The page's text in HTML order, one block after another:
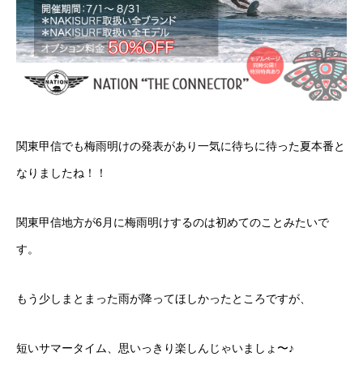
関東甲信でも梅雨明けの発表があり一気に待ちに待った夏本番と
なりましたね！！
関東甲信地方が6月に梅雨明けするのは初めてのことみたいで
す。
もう少しまとまった雨が降ってほしかったところですが、
短いサマータイム、思いっきり楽しんじゃいましょ〜♪